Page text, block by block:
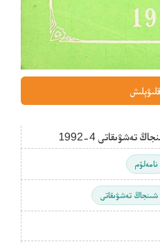
تەشۋىقاتى 4-1992
نامەلۇم
شىنجاڭ تەشۋىقاتى